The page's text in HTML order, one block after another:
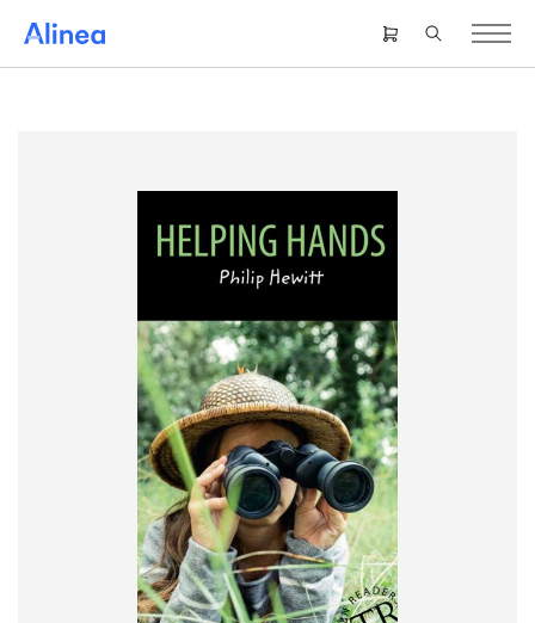
hovedindhold
Header
right